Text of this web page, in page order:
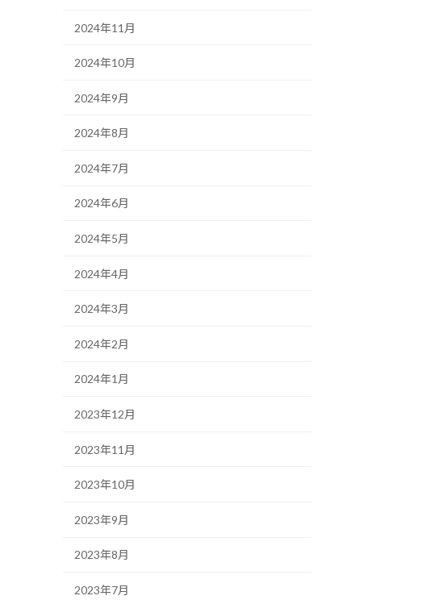
2024年11月
2024年10月
2024年9月
2024年8月
2024年7月
2024年6月
2024年5月
2024年4月
2024年3月
2024年2月
2024年1月
2023年12月
2023年11月
2023年10月
2023年9月
2023年8月
2023年7月